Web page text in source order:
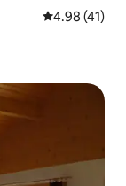
レビュー41
4.98 (41)